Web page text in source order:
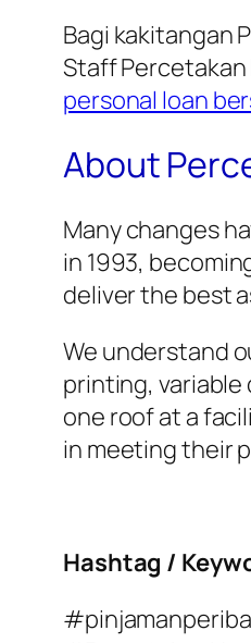
Bagi kakitangan
Staff Percetakan
personal loan
About
Many changes
in 1993,
deliver the best
We understand
printing,
one roof at a
in meeting their
Hashtag /